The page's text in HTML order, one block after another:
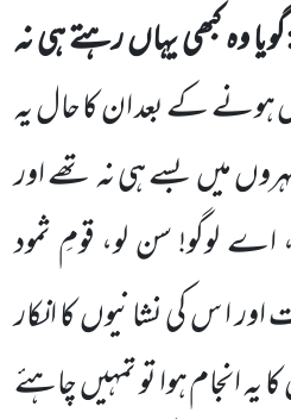
گویا وہ کبھی یہاں رہتے ہی نہ
ہونے کے بعد ان کا حال یہ
میں بسے ہی نہ تھے اور
لوگو! سن لو، قومِ ثمود
اور ا س کی نشانیوں کا انکار
انجام ہوا تو تمہیں چاہئے